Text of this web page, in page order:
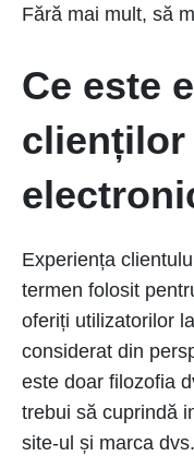
Fără mai mult, să
Ce este
clienților
Experiența
termen folosit
oferiți utilizatorilor
considerat din
este doar filozofia
trebui să cuprindă
site-ul și marca dvs.